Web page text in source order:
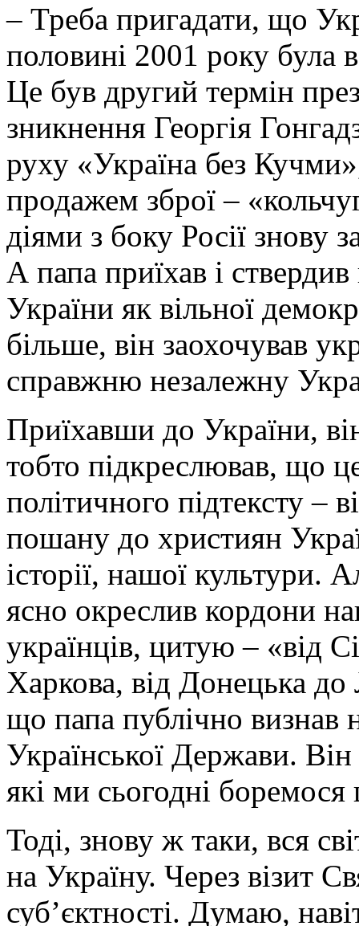
– Треба пригадати, що
половині 2001 року була
Це був другий термін
зникнення Георгія
руху «Україна без
продажем зброї –
діями з боку Росії знову
А папа приїхав і ствердив
України як вільної
більше, він заохочував
справжню незалежну
Приїхавши до України,
тобто підкреслював, що
політичного підтексту –
пошану до християн
історії, нашої культури.
ясно окреслив кордони
українців, цитую – «від
Харкова, від Донецька до
що папа публічно визнав
Української Держави. Він
які ми сьогодні
Тоді, знову ж таки, вся
на Україну. Через візит
суб’єктності. Думаю,